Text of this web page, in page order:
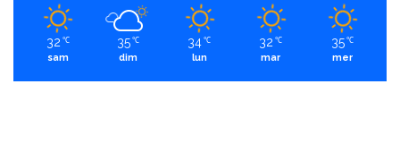
32 ℃
sam
35 ℃
dim
34 ℃
lun
32 ℃
mar
35 ℃
mer